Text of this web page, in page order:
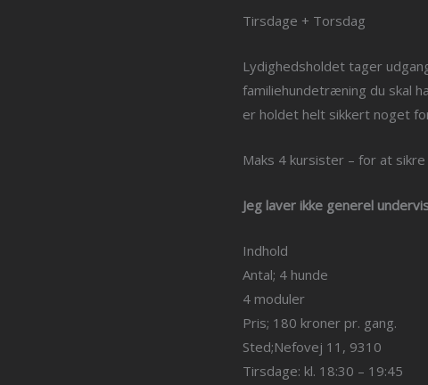
Tirsdage + Torsdag
Lydighedsholdet tager
familiehundetræning du skal
er holdet helt sikkert noget
Maks 4 kursister – for at
Jeg laver ikke generel
Indhold
Antal; 4 hunde
4 moduler
Pris; 180 kroner pr. gang.
Sted;Nefovej 11, 9310
Tirsdage: kl. 18:30 – 19:45